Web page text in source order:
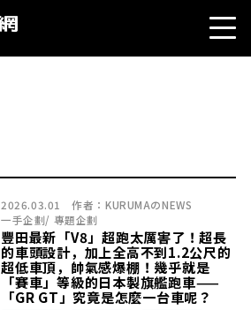
2026.03.01 作者： KURUMAのNEWS
一手企劃/ 專題企劃
豐田最新「V8」超跑太厲害了！超長
的車頭設計，加上全高不到1.2公尺的
超低車頂，帥氣感爆棚！幾乎就是
「賽車」等級的日本製旗艦跑車——
「GR GT」究竟是怎麼一台車呢？